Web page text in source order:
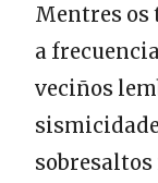
Mentres os
a
veciños